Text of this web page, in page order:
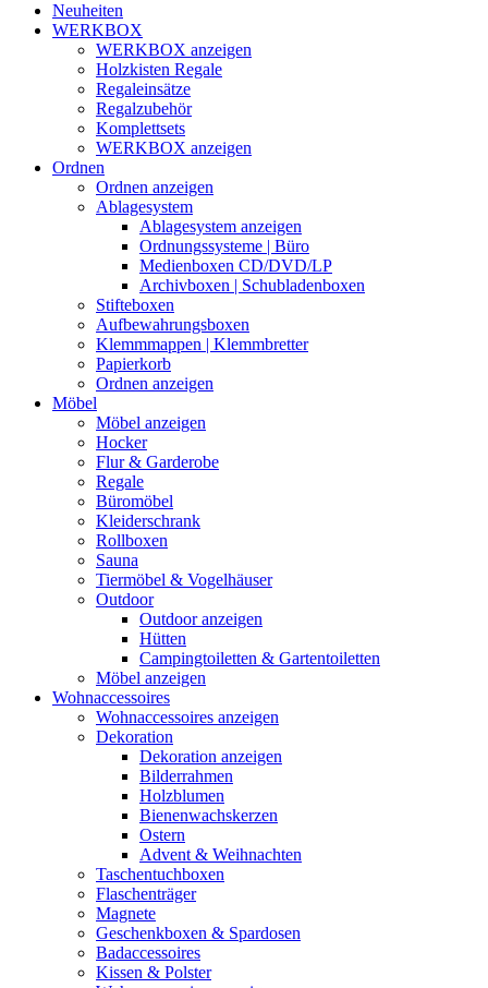
Neuheiten
WERKBOX
WERKBOX anzeigen
Holzkisten Regale
Regaleinsätze
Regalzubehör
Komplettsets
WERKBOX anzeigen
Ordnen
Ordnen anzeigen
Ablagesystem
Ablagesystem anzeigen
Ordnungssysteme | Büro
Medienboxen CD/DVD/LP
Archivboxen | Schubladenboxen
Stifteboxen
Aufbewahrungsboxen
Klemmmappen | Klemmbretter
Papierkorb
Ordnen anzeigen
Möbel
Möbel anzeigen
Hocker
Flur & Garderobe
Regale
Büromöbel
Kleiderschrank
Rollboxen
Sauna
Tiermöbel & Vogelhäuser
Outdoor
Outdoor anzeigen
Hütten
Campingtoiletten & Gartentoiletten
Möbel anzeigen
Wohnaccessoires
Wohnaccessoires anzeigen
Dekoration
Dekoration anzeigen
Bilderrahmen
Holzblumen
Bienenwachskerzen
Ostern
Advent & Weihnachten
Taschentuchboxen
Flaschenträger
Magnete
Geschenkboxen & Spardosen
Badaccessoires
Kissen & Polster